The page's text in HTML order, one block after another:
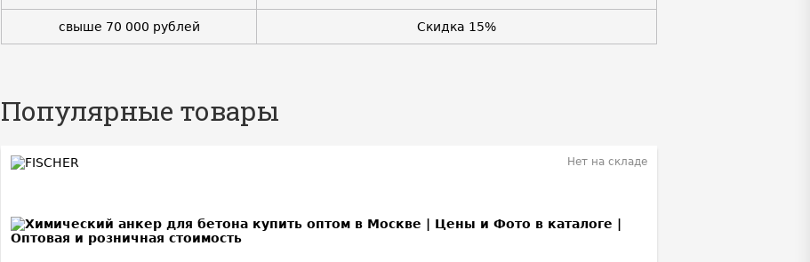
свыше 70 000 рублей Скидка 15%
Популярные товары
Нет на складе